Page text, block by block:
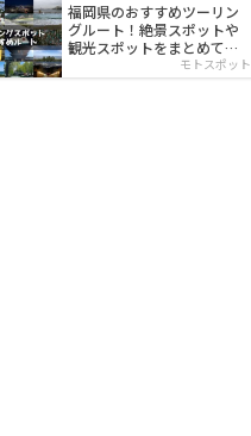
福岡県のおすすめツーリン
グルート！絶景スポットや
観光スポットをまとめて紹
モトスポット